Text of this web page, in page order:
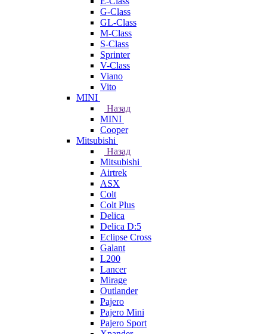
G-Class
GL-Class
M-Class
S-Class
Sprinter
V-Class
Viano
Vito
MINI
Назад
MINI
Cooper
Mitsubishi
Назад
Mitsubishi
Airtrek
ASX
Colt
Colt Plus
Delica
Delica D:5
Eclipse Cross
Galant
L200
Lancer
Mirage
Outlander
Pajero
Pajero Mini
Pajero Sport